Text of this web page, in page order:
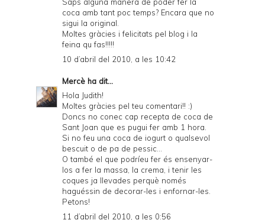
Saps alguna manera de poder fer la
coca amb tant poc temps? Encara que no
sigui la original.
Moltes gràcies i felicitats pel blog i la
feina qu fas!!!!!
10 d’abril del 2010, a les 10:42
Mercè ha dit...
Hola Judith!
Moltes gràcies pel teu comentari!! :)
Doncs no conec cap recepta de coca de
Sant Joan que es pugui fer amb 1 hora.
Si no feu una coca de iogurt o qualsevol
bescuit o de pa de pessic...
O també el que podríeu fer és ensenyar-
los a fer la massa, la crema, i tenir les
coques ja llevades perquè només
haguéssin de decorar-les i enfornar-les.
Petons!
11 d’abril del 2010, a les 0:56